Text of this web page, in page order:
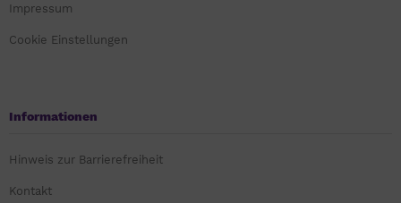
Impressum
Cookie Einstellungen
Informationen
Hinweis zur Barrierefreiheit
Kontakt